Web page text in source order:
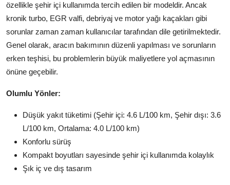
özellikle şehir içi kullanımda tercih edilen bir modeldir. Ancak
kronik turbo, EGR valfi, debriyaj ve motor yağı kaçakları gibi
sorunlar zaman zaman kullanıcılar tarafından dile getirilmektedir.
Genel olarak, aracın bakımının düzenli yapılması ve sorunların
erken teşhisi, bu problemlerin büyük maliyetlere yol açmasının
önüne geçebilir.
Olumlu Yönler:
Düşük yakıt tüketimi (Şehir içi: 4.6 L/100 km, Şehir dışı: 3.6
L/100 km, Ortalama: 4.0 L/100 km)
Konforlu sürüş
Kompakt boyutları sayesinde şehir içi kullanımda kolaylık
Şık iç ve dış tasarım